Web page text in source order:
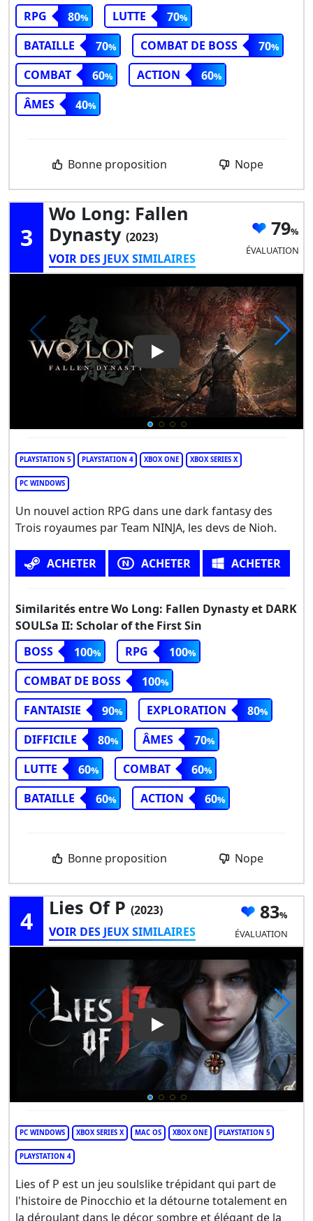
RPG 80 LUTTE
70
BATAILLE
70 COMBAT DE BOSS
70
COMBAT
60 ACTION
60
ÂMES
40
Bonne proposition Nope
3
Wo Long: Fallen
Dynasty (2023)
VOIR DES JEUX SIMILAIRES
79
ÉVALUATION
Play Video: Wo Long: Fallen
PLAYSTATION 5 PLAYSTATION 4 XBOX ONE XBOX SERIES X
PC WINDOWS
Un nouvel action RPG dans une dark fantasy des
Trois royaumes par Team NINJA, les devs de Nioh.
ACHETER ACHETER ACHETER
Similarités entre Wo Long: Fallen Dynasty et DARK
SOULSa II: Scholar of the First Sin
BOSS
100 RPG
100
COMBAT DE BOSS
100
FANTAISIE
90 EXPLORATION
80
DIFFICILE
80 ÂMES
70
LUTTE
60 COMBAT
60
BATAILLE
60 ACTION 60
Bonne proposition Nope
4 Lies Of P (2023)
VOIR DES JEUX SIMILAIRES
83
ÉVALUATION
Play Video: Lies Of P
PC WINDOWS XBOX SERIES X MAC OS XBOX ONE PLAYSTATION 5
PLAYSTATION 4
Lies of P est un jeu soulslike trépidant qui part de
l'histoire de Pinocchio et la détourne totalement en
la déroulant dans le décor sombre et élégant de la